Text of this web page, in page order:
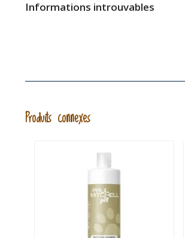
Informations introuvables
Produits connexes